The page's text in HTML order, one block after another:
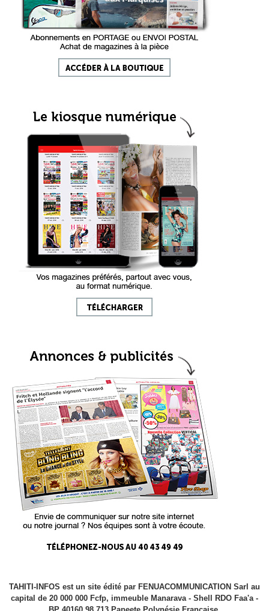
TAHITI-INFOS est un site édité par FENUACOMMUNICATION Sarl au
capital de 20 000 000 Fcfp, immeuble Manarava - Shell RDO Faa'a -